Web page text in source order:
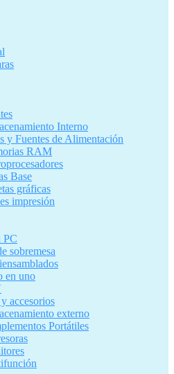
Interno
y Fuentes de Alimentación
RAM
Base
gráficas
impresión
PC
sobremesa
en uno
accesorios
externo
Portátiles